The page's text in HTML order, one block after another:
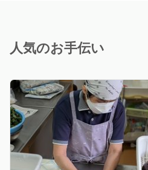
人気のお手伝い